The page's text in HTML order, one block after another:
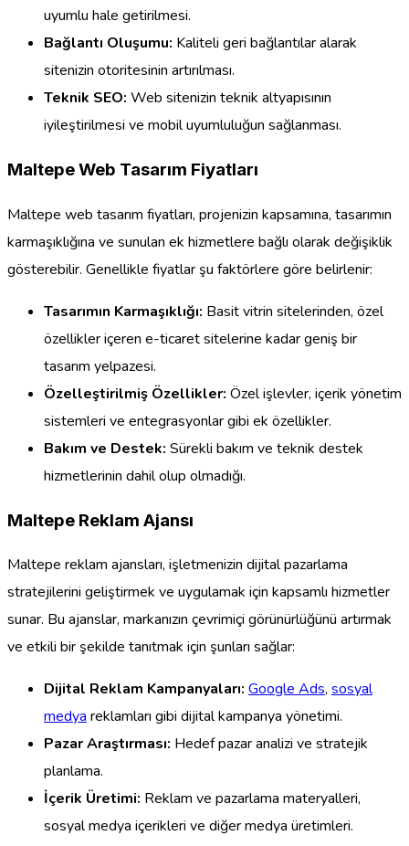
uyumlu hale getirilmesi.
Bağlantı Oluşumu: Kaliteli geri bağlantılar alarak
sitenizin otoritesinin artırılması.
Teknik SEO: Web sitenizin teknik altyapısının
iyileştirilmesi ve mobil uyumluluğun sağlanması.
Maltepe Web Tasarım Fiyatları
Maltepe web tasarım fiyatları, projenizin kapsamına, tasarımın
karmaşıklığına ve sunulan ek hizmetlere bağlı olarak değişiklik
gösterebilir. Genellikle fiyatlar şu faktörlere göre belirlenir:
Tasarımın Karmaşıklığı: Basit vitrin sitelerinden, özel
özellikler içeren e-ticaret sitelerine kadar geniş bir
tasarım yelpazesi.
Özelleştirilmiş Özellikler: Özel işlevler, içerik yönetim
sistemleri ve entegrasyonlar gibi ek özellikler.
Bakım ve Destek: Sürekli bakım ve teknik destek
hizmetlerinin dahil olup olmadığı.
Maltepe Reklam Ajansı
Maltepe reklam ajansları, işletmenizin dijital pazarlama
stratejilerini geliştirmek ve uygulamak için kapsamlı hizmetler
sunar. Bu ajanslar, markanızın çevrimiçi görünürlüğünü artırmak
ve etkili bir şekilde tanıtmak için şunları sağlar:
Dijital Reklam Kampanyaları: Google Ads, sosyal
medya reklamları gibi dijital kampanya yönetimi.
Pazar Araştırması: Hedef pazar analizi ve stratejik
planlama.
İçerik Üretimi: Reklam ve pazarlama materyalleri,
sosyal medya içerikleri ve diğer medya üretimleri.